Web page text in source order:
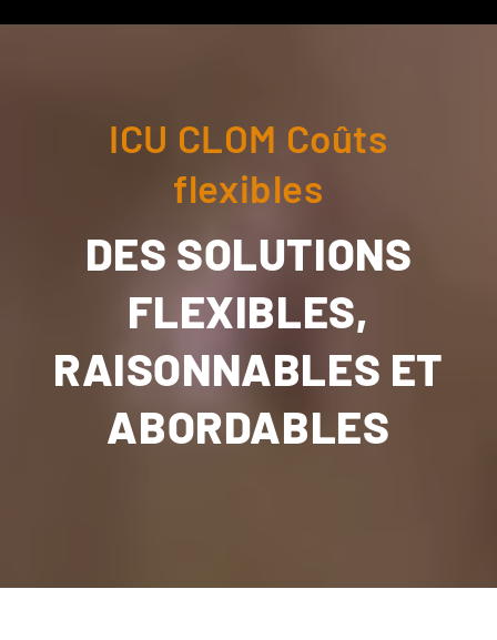
ICU CLOM Coûts
flexibles
DES SOLUTIONS
FLEXIBLES,
RAISONNABLES ET
ABORDABLES